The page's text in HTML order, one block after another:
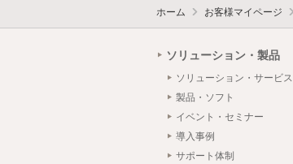
ホーム お客様マイページ
ソリューション・製品
ソリューション・サービス
製品・ソフト
イベント・セミナー
導入事例
サポート体制